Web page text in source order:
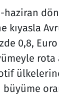
haziran
kıyasla
0,8,
rota